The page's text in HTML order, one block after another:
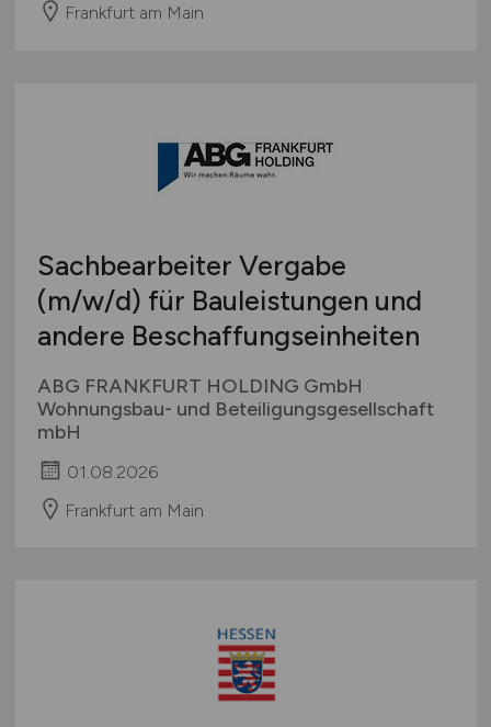
Frankfurt am Main
Sachbearbeiter Vergabe
(m/w/d) für Bauleistungen und
andere Beschaffungseinheiten
ABG FRANKFURT HOLDING GmbH
Wohnungsbau- und Beteiligungsgesellschaft
mbH
01.08.2026
Frankfurt am Main